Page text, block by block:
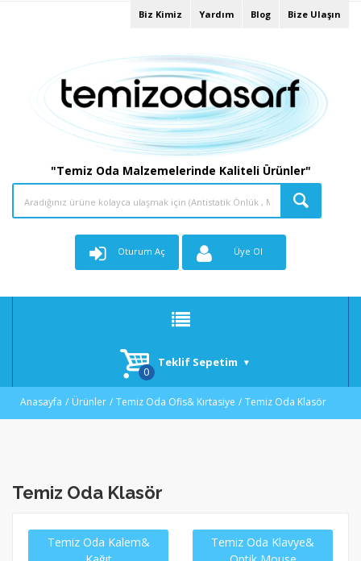
Biz Kimiz Yardım Blog Bize Ulaşın
"Temiz Oda Malzemelerinde Kaliteli Ürünler"
Oturum Aç Üye Ol
Teklif Sepetim
Anasayfa Ürünler Temiz Oda Ofis& Kırtasiye Temiz Oda Klasör
Temiz Oda Klasör
Temiz Oda Kalem&
Temiz Oda Klavye&